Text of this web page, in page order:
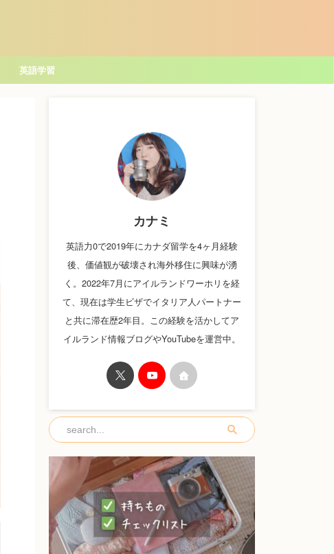
英語学習
カナミ
英語力0で2019年にカナダ留学を4ヶ月経験
後、価値観が破壊され海外移住に興味が湧
く。2022年7月にアイルランドワーホリを経
て、現在は学生ビザでイタリア人パートナー
と共に滞在歴2年目。この経験を活かしてア
イルランド情報ブログやYouTubeを運営中。